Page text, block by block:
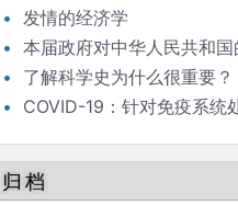
发情的经济学
本届政府对中华人民共和
了解科学史为什么很重要？
COVID-19：针对免疫系统
归档